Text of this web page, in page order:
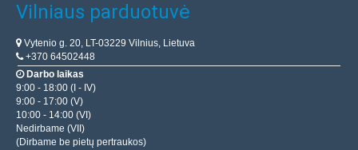
Vilniaus parduotuvė
Vytenio g. 20, LT-03229 Vilnius, Lietuva
+370 64502448
Darbo laikas
9:00 - 18:00 (I - IV)
9:00 - 17:00 (V)
10:00 - 14:00 (VI)
Nedirbame (VII)
(Dirbame be pietų pertraukos)